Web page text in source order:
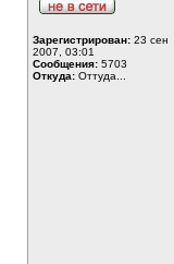
Зарегистрирован: 23 сен
2007, 03:01
Сообщения: 5703
Откуда: Оттуда...